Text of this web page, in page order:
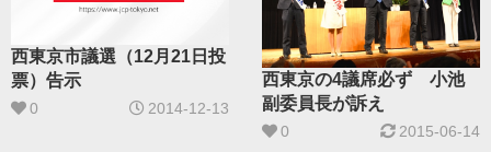
西東京市議選（12月21日投
票）告示
0 2014-12-13
西東京の4議席必ず 小池
副委員長が訴え
0 2015-06-14